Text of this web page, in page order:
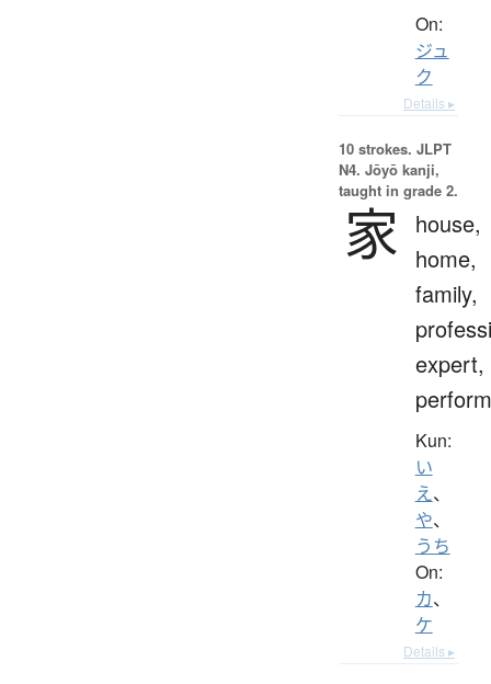
On:
ジュ
ク
Details ▸
10 strokes. JLPT
N4. Jōyō kanji,
taught in grade 2.
家
house,
home,
family,
expert,
Kun:
い
え、
や、
うち
On:
カ、
ケ
Details ▸